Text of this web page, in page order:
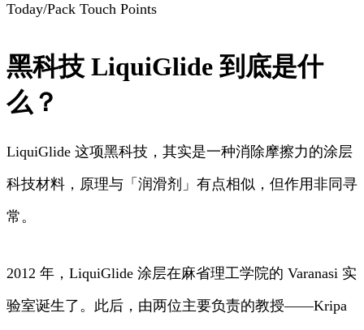
Today/Pack Touch Points
黑科技 LiquiGlide 到底是什
么？
LiquiGlide 这项黑科技，其实是一种消除摩擦力的涂层
科技材料，原理与「润滑剂」有点相似，但作用非同寻
常。
2012 年，LiquiGlide 涂层在麻省理工学院的 Varanasi 实
验室诞生了。此后，由两位主要负责的教授——Kripa